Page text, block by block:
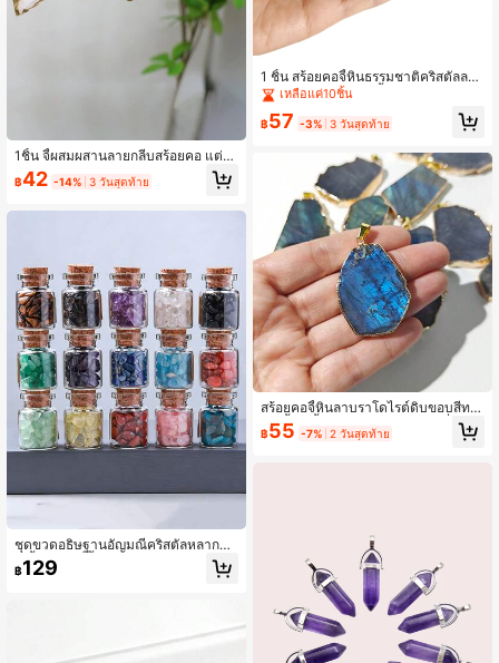
1ชิ้น จี้ผสมผสานลายกลีบสร้อยคอ แต่ง
ขอบเคลือบทอง ห้อยพวงแก้วคริสตัลแอ
มเมทิสต์ ของขวัญเครื่องประดับ อะเกต
฿42 -14% 3 วันสุดท้าย
ชุดขวดอธิษฐานอัญมณีคริสตัลหลากสี 1
2 ชิ้น รวมถึงชิ้นส่วนหินบำบัด เหมาะสำ
หรับการทำเครื่องประดับ DIY และการต
฿129
1 ชิ้น สร้อยคอจี้หินธรรมชาติคริสตัลลา
บราโดไรต์, สร้อยคอจี้คริสตัลอเมทิสต์พั
นลวดพร้อมสายหนังคุณภาพสูง, สร้อยค
อจี้ทัวร์มาลีนสีดำไม่สมมาตร, เหมาะสำ
เหลือแค่10ชิ้น
฿57 -3% 3 วันสุดท้าย
สร้อยคอจี้หินลาบราโดไรต์ดิบขอบสีทอ
ง 1 ชิ้น สีน้ำเงินประกาย ทรงไม่สม่ำเสม
อ งานแฮนด์เมด สไตล์โบโฮ เครื่องประ
฿55 -7% 2 วันสุดท้าย